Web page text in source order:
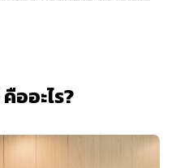
ออะไร?